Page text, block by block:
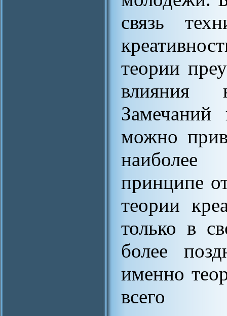
связь
теории
влияния
Замечаний
можно
принципе
теории
только в
более
именно
всего